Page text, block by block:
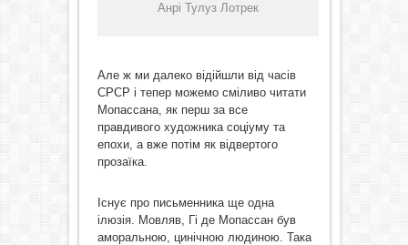
Анрі Тулуз Лотрек
Але ж ми далеко відійшли від часів
СРСР і тепер можемо сміливо читати
Мопассана, як перш за все
правдивого художника соціуму та
епохи, а вже потім як відвертого
прозаїка.
Існує про письменника ще одна
ілюзія. Мовляв, Гі де Мопассан був
аморальною, цинічною людиною. Така